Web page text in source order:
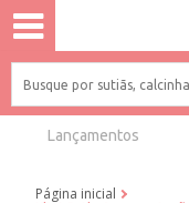
Lançamentos
Página inicial